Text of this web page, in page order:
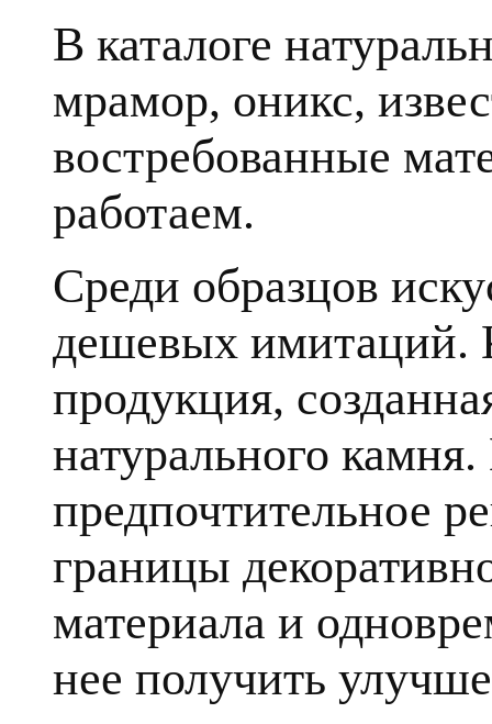
В каталоге
мрамор, оникс,
востребованные
работаем.
Среди образцов
дешевых имитаций.
продукция,
натурального
предпочтительное
границы
материала и
нее получить